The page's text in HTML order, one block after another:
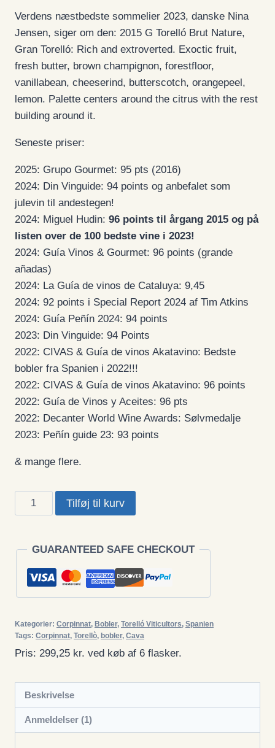
Verdens næstbedste sommelier 2023, danske Nina
Jensen, siger om den: 2015 G Torelló Brut Nature,
Gran Torelló: Rich and extroverted. Exoctic fruit,
fresh butter, brown champignon, forestfloor,
vanillabean, cheeserind, butterscotch, orangepeel,
lemon. Palette centers around the citrus with the rest
building around it.
Seneste priser:
2025: Grupo Gourmet: 95 pts (2016)
2024: Din Vinguide: 94 points og anbefalet som
julevin til andestegen!
2024: Miguel Hudin: 96 points til årgang 2015 og på
listen over de 100 bedste vine i 2023!
2024: Guía Vinos & Gourmet: 96 points (grande
añadas)
2024: La Guía de vinos de Cataluya: 9,45
2024: 92 points i Special Report 2024 af Tim Atkins
2024: Guía Peñín 2024: 94 points
2023: Din Vinguide: 94 Points
2022: CIVAS & Guía de vinos Akatavino: Bedste
bobler fra Spanien i 2022!!!
2022: CIVAS & Guía de vinos Akatavino: 96 points
2022: Guía de Vinos y Aceites: 96 pts
2022: Decanter World Wine Awards: Sølvmedalje
2023: Peñín guide 23: 93 points
& mange flere.
Torelló,
Gran
2016,
points
Miguel
Hudin!
Tilføj til kurv
GUARANTEED SAFE CHECKOUT
Kategorier: Corpinnat, Bobler, Torelló Viticultors, Spanien
Tags: Corpinnat, Torellò, bobler, Cava
Pris: 299,25 kr. ved køb af 6 flasker.
Beskrivelse
Anmeldelser (1)